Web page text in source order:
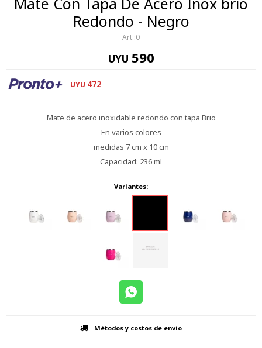
Redondo - Negro
0
UYU 590
UYU 472
Mate de acero inoxidable redondo con tapa Brio
En varios colores
medidas 7 cm x 10 cm
Capacidad: 236 ml
Variantes:
Métodos y costos de envío